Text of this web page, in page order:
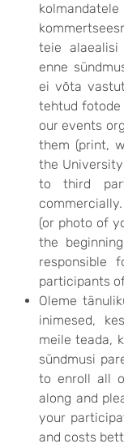
teie alaealisi
enne
ei võta
tehtud fotode
our events
them (print,
the
to third
(or photo of
the
responsible
participants
Oleme
inimesed,
meile teada,
sündmusi
to enroll all
along and
your
and costs